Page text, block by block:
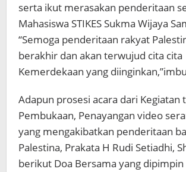
serta ikut merasakan penderitaan
Mahasiswa STIKES Sukma Wijaya
“Semoga penderitaan rakyat
berakhir dan akan terwujud cita cita
Kemerdekaan yang
Adapun prosesi acara dari Kegiatan
Pembukaan, Penayangan video
yang mengakibatkan penderitaan
Palestina, Prakata H Rudi Setiadhi,
berikut Doa Bersama yang dipimpin